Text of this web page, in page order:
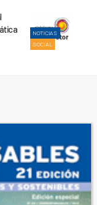
NOTICIAS
SOCIAL